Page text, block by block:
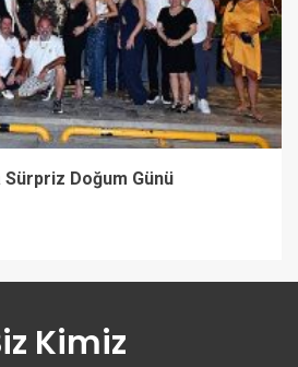
Sürpriz Doğum Günü
Kimiz